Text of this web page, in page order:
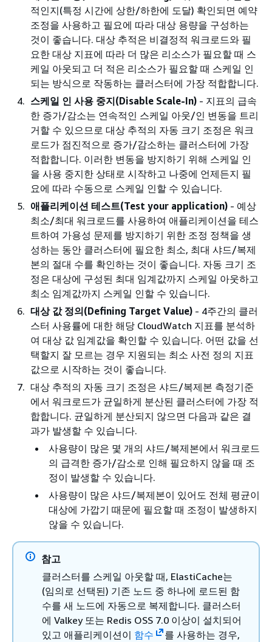
적인지(특정 시간에 상한/하한에 도달) 확인되면 예약
조정을 사용하고 필요에 따라 대상 용량을 구성하는
것이 좋습니다. 대상 추적은 비결정적 워크로드와 필
요한 대상 지표에 따라 더 많은 리소스가 필요할 때 스
케일 아웃되고 더 적은 리소스가 필요할 때 스케일 인
되는 방식으로 작동하는 클러스터에 가장 적합합니다.
스케일 인 사용 중지(Disable Scale-In) - 지표의 급속
한 증가/감소는 연속적인 스케일 아웃/인 변동을 트리
거할 수 있으므로 대상 추적의 자동 크기 조정은 워크
로드가 점진적으로 증가/감소하는 클러스터에 가장
적합합니다. 이러한 변동을 방지하기 위해 스케일 인
을 사용 중지한 상태로 시작하고 나중에 언제든지 필
요에 따라 수동으로 스케일 인할 수 있습니다.
애플리케이션 테스트(Test your application) - 예상
최소/최대 워크로드를 사용하여 애플리케이션을 테스
트하여 가용성 문제를 방지하기 위한 조정 정책을 생
성하는 동안 클러스터에 필요한 최소, 최대 샤드/복제
본의 절대 수를 확인하는 것이 좋습니다. 자동 크기 조
정은 대상에 구성된 최대 임계값까지 스케일 아웃하고
최소 임계값까지 스케일 인할 수 있습니다.
대상 값 정의(Defining Target Value) - 4주간의 클러
스터 사용률에 대한 해당 CloudWatch 지표를 분석하
여 대상 값 임계값을 확인할 수 있습니다. 어떤 값을 선
택할지 잘 모르는 경우 지원되는 최소 사전 정의 지표
값으로 시작하는 것이 좋습니다.
대상 추적의 자동 크기 조정은 샤드/복제본 측정기준
에서 워크로드가 균일하게 분산된 클러스터에 가장 적
합합니다. 균일하게 분산되지 않으면 다음과 같은 결
과가 발생할 수 있습니다.
사용량이 많은 몇 개의 샤드/복제본에서 워크로드
의 급격한 증가/감소로 인해 필요하지 않을 때 조
정이 발생할 수 있습니다.
사용량이 많은 샤드/복제본이 있어도 전체 평균이
대상에 가깝기 때문에 필요할 때 조정이 발생하지
않을 수 있습니다.
참고
클러스터를 스케일 아웃할 때, ElastiCache는
(임의로 선택된) 기존 노드 중 하나에 로드된 함
수를 새 노드에 자동으로 복제합니다. 클러스터
에 Valkey 또는 Redis OSS 7.0 이상이 설치되어
있고 애플리케이션이 함수
를 사용하는 경우,